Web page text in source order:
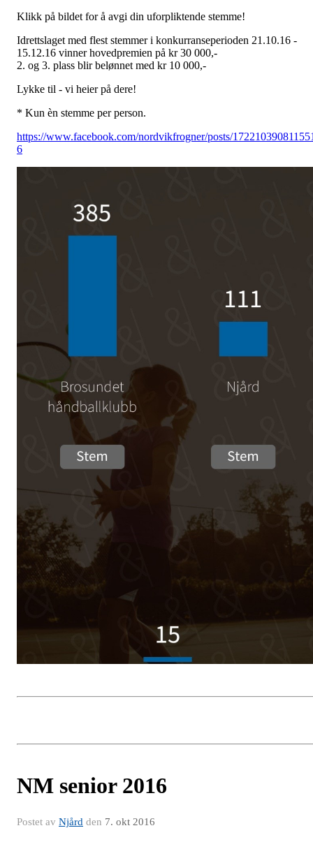
Klikk på bildet for å avgi din uforpliktende stemme!
Idrettslaget med flest stemmer i konkurranseperioden 21.10.16 -
15.12.16 vinner hovedpremien på kr 30 000,-
2. og 3. plass blir belønnet med kr 10 000,-
Lykke til - vi heier på dere!
* Kun èn stemme per person.
https://www.facebook.com/nordvikfrogner/posts/
6
NM senior 2016
Postet av Njård den 7. okt 2016